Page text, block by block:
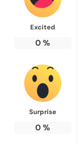
Excited
0%
Surprise
0%